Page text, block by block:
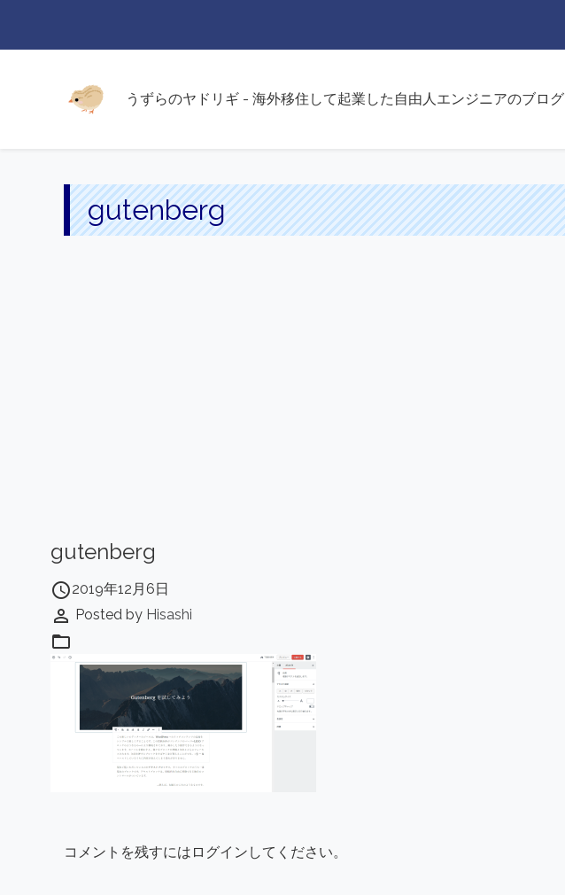
うずらのヤドリギ - 海外移住して起業した自由人エンジニアのブログ
gutenberg
gutenberg
access_time2019年12月6日
perm_identity Posted by Hisashi
folder_open
コメントを残すにはログインしてください。